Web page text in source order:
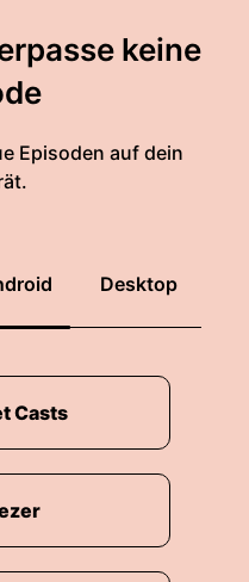
keine
Episoden auf dein
Desktop
Casts